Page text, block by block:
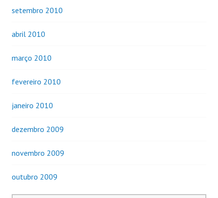
setembro 2010
abril 2010
março 2010
fevereiro 2010
janeiro 2010
dezembro 2009
novembro 2009
outubro 2009